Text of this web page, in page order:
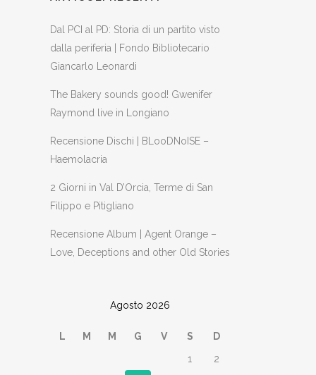
Dal PCI al PD: Storia di un partito visto
dalla periferia | Fondo Bibliotecario
Giancarlo Leonardi
The Bakery sounds good! Gwenifer
Raymond live in Longiano
Recensione Dischi | BLooDNoISE –
Haemolacria
2 Giorni in Val D’Orcia, Terme di San
Filippo e Pitigliano
Recensione Album | Agent Orange –
Love, Deceptions and other Old Stories
Agosto 2026
L M M G V S
D
1
2